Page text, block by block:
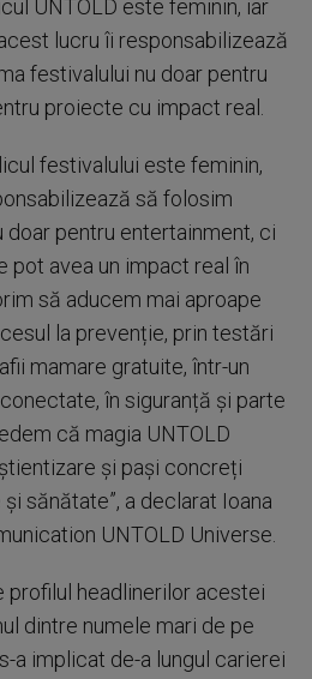
UNTOLD este feminin, iar
lucru îi responsabilizează
festivalului nu doar pentru
proiecte cu impact real.
festivalului este feminin,
să folosim
doar pentru entertainment, ci
pot avea un impact real în
să aducem mai aproape
la prevenție, prin testări
mamare gratuite, într-un
în siguranță și parte
că magia UNTOLD
și pași concreți
sănătate”, a declarat Ioana
UNTOLD Universe.
profilul headlinerilor acestei
dintre numele mari de pe
a implicat de-a lungul carierei